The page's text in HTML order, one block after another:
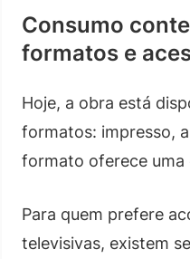
Consumo
formatos e
Hoje, a obra está
formatos: impresso,
formato oferece uma
Para quem prefere
televisivas, existem